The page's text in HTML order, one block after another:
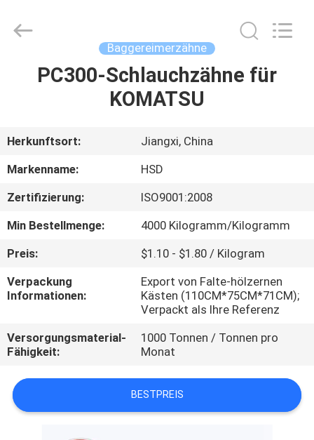
HAUS
ÜBER
UNS
FABRIK-
AUSFLUG
QUALITÄTSKONTROLLE
TRETEN
MIT
UNS
Parts
Co.,Ltd.
Baggereimerzähne
PC300-Schlauchzähne für
KOMATSU
Herkunftsort:
Jiangxi, China
Markenname:
HSD
Zertifizierung:
ISO9001:2008
Min Bestellmenge:
4000 Kilogramm/Kilogramm
Preis:
$1.10 - $1.80 / Kilogram
Verpackung
Informationen:
Export von Falte-hölzernen
Kästen (110CM*75CM*71CM);
Verpackt als Ihre Referenz
Versorgungsmaterial-
Fähigkeit:
1000 Tonnen / Tonnen pro
Monat
BESTPREIS